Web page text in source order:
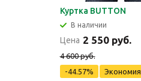
Куртка BUTTON
В наличии
Цена 2 550 руб.
4 600 руб.
-44.57%
Экономия